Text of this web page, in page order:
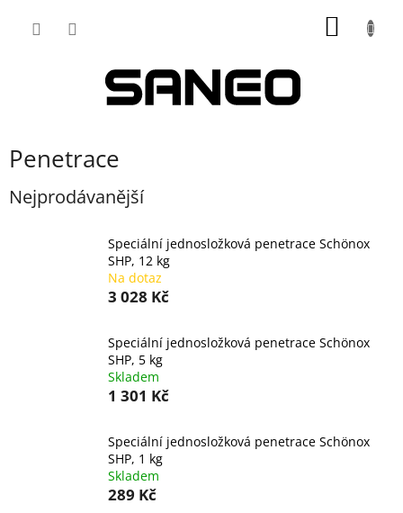
Penetrace
Nejprodávanější
Speciální jednosložková penetrace Schönox
SHP, 12 kg
Na dotaz
3 028 Kč
Speciální jednosložková penetrace Schönox
SHP, 5 kg
Skladem
1 301 Kč
Speciální jednosložková penetrace Schönox
SHP, 1 kg
Skladem
289 Kč